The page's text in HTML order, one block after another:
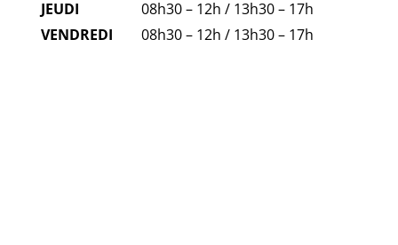
JEUDI
08h30 – 12h / 13h30 – 17h
VENDREDI
08h30 – 12h / 13h30 – 17h